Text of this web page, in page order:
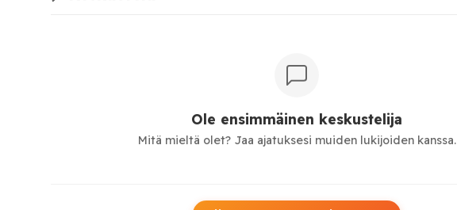
Ole ensimmäinen keskustelija
Mitä mieltä olet? Jaa ajatuksesi muiden lukijoiden kanssa.